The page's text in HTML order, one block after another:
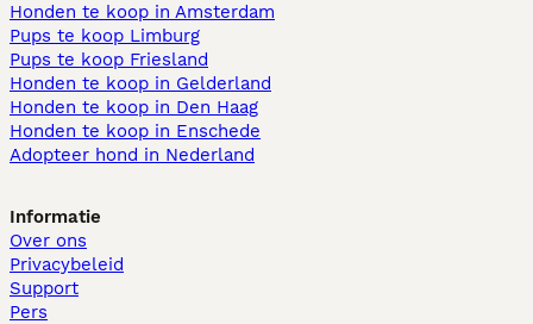
Honden te koop in Amsterdam
Pups te koop Limburg​
Pups te koop Friesland​
Honden te koop in Gelderland
Honden te koop in Den Haag
Honden te koop in Enschede
Adopteer hond in Nederland
Informatie
Over ons
Privacybeleid
Support
Pers